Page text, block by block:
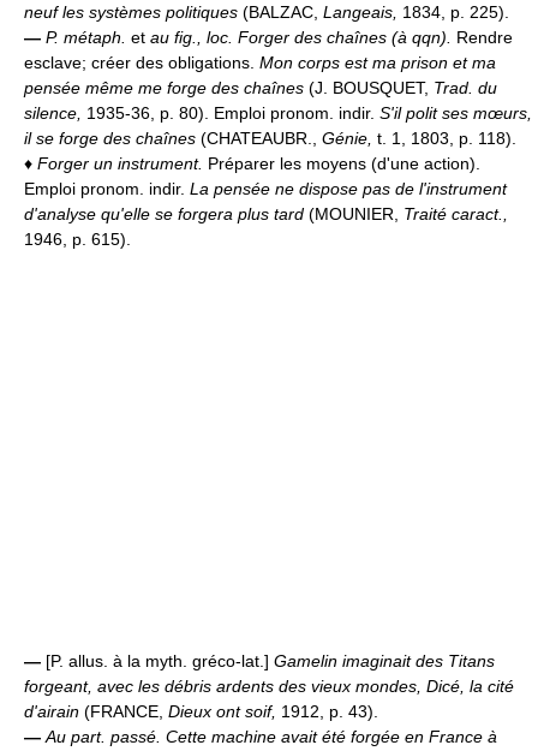
neuf les systèmes politiques (BALZAC, Langeais, 1834, p. 225).
— P. métaph. et au fig., loc. Forger des chaînes (à qqn). Rendre
esclave; créer des obligations. Mon corps est ma prison et ma
pensée même me forge des chaînes (J. BOUSQUET, Trad. du
silence, 1935-36, p. 80). Emploi pronom. indir. S'il polit ses mœurs,
il se forge des chaînes (CHATEAUBR., Génie, t. 1, 1803, p. 118).
♦ Forger un instrument. Préparer les moyens (d'une action).
Emploi pronom. indir. La pensée ne dispose pas de l'instrument
d'analyse qu'elle se forgera plus tard (MOUNIER, Traité caract.,
1946, p. 615).
— [P. allus. à la myth. gréco-lat.] Gamelin imaginait des Titans
forgeant, avec les débris ardents des vieux mondes, Dicé, la cité
d'airain (FRANCE, Dieux ont soif, 1912, p. 43).
— Au part. passé. Cette machine avait été forgée en France à